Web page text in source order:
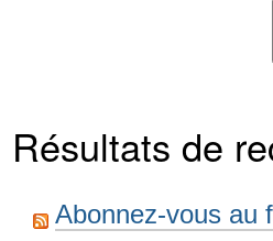
Résultats de
Abonnez-vous au